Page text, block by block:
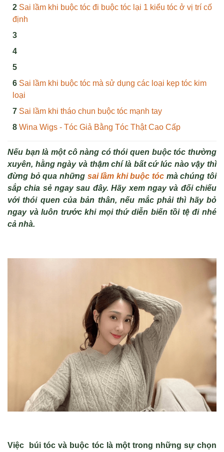
Sai lầm khi buộc tóc đi buộc tóc lại 1 kiểu tóc ở vị trí cố
định
Sai lầm khi buộc tóc mà sử dụng các loại kẹp tóc kim
loại
Sai lầm khi tháo chun buộc tóc mạnh tay
Wina Wigs - Tóc Giả Bằng Tóc Thật Cao Cấp
Nếu bạn là một cô nàng có thói quen buộc tóc thường
xuyên, hằng ngày và thậm chí là bất cứ lúc nào vậy thì
đừng bỏ qua những sai lầm khi buộc tóc mà chúng tôi
sắp chia sẻ ngay sau đây. Hãy xem ngay và đối chiếu
với thói quen của bản thân, nếu mắc phải thì hãy bỏ
ngay và luôn trước khi mọi thứ diễn biến tồi tệ đi nhé
cả nhà.
Việc búi tóc và buộc tóc là một trong những sự chọn